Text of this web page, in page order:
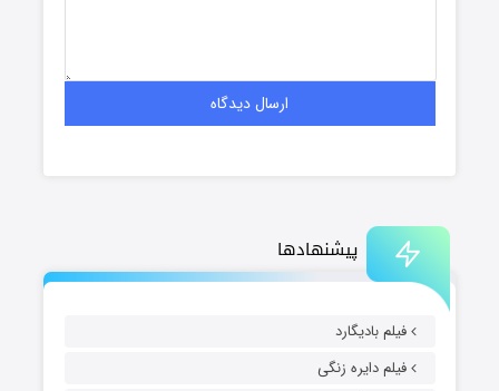
پیشنهادها
فیلم بادیگارد
فیلم دایره زنگی